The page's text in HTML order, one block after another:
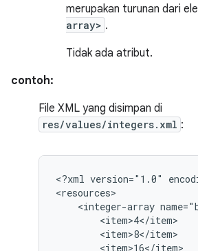
merupakan turunan dari
array> .
Tidak ada atribut.
contoh:
File XML yang disimpan di
res/values/integers.xml :
<?xml version="1.0"
<integer-array